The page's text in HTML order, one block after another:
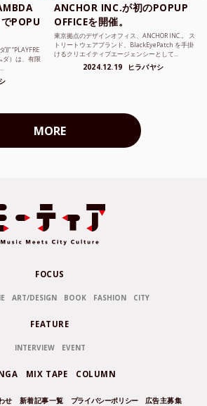
POPU
“PLAYFRE
ダ）は、有限
ANCHOR INC.が初のPOPUP
OFFICEを開催。
東京拠点のデザインオフィス、ANCHOR INC.。 ス
トリートウェアブランド、BlackEyePatch を手掛
けるクリエイティブエージェンシーとして...
2024.12.19 ヒラバヤシ
MORE
FOCUS
ART/DESIGN BOOK FASHION CITY
FEATURE
INTERVIEW EVENT
MIX TAPE COLUMN
せ 新着記事一覧 プライバシーポリシー 広告主募集